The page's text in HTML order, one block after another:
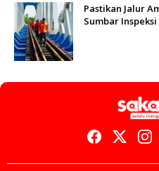
Pastikan Jalur
Sumbar